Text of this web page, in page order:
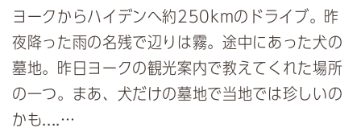
ヨークからハイデンへ約250kmのドライブ。昨
夜降った雨の名残で辺りは霧。途中にあった犬の
墓地。昨日ヨークの観光案内で教えてくれた場所
の一つ。まあ、犬だけの墓地で当地では珍しいの
かも....…